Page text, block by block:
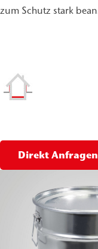
zum Schutz stark
Direkt Anfragen